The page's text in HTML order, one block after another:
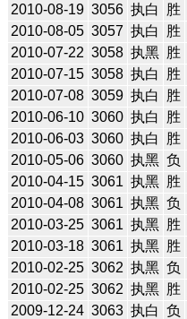
2010-08-19 3056 执白 胜
2010-08-05 3057 执白 胜
2010-07-22 3058 执黑 胜
2010-07-15 3058 执白 胜
2010-07-08 3059 执白 胜
2010-06-10 3060 执白 胜
2010-06-03 3060 执白 胜
2010-05-06 3060 执黑 负
2010-04-15 3061 执黑 胜
2010-04-08 3061 执黑 负
2010-03-25 3061 执黑 胜
2010-03-18 3061 执黑 胜
2010-02-25 3062 执黑 负
2010-02-25 3062 执黑 胜
2009-12-24 3063 执白 负